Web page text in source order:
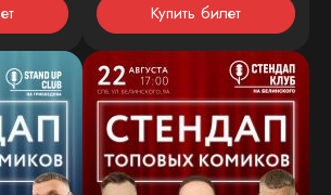
Купить билет